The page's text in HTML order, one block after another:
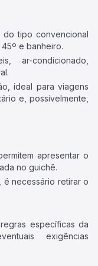
do tipo convencional
e banheiro.
ar-condicionado,
ideal para viagens
e, possivelmente,
apresentar o
no guichê.
é necessário retirar o
específicas da
exigências